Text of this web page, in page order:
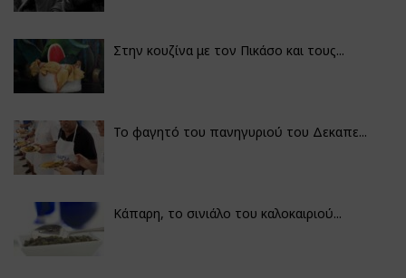
Στην κουζίνα με τον Πικάσο και τους...
Το φαγητό του πανηγυριού του Δεκαπε...
Κάπαρη, το σινιάλο του καλοκαιριού...